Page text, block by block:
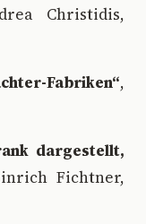
Christidis,
Fabriken“,
dargestellt,
Fichtner,